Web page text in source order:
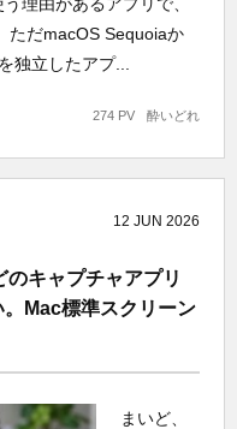
ただmacOS Sequoiaか
独立したアプ...
酔いどれ
274 PV
12 JUN 2026
キャプチャアプリ
Mac標準スクリーン
まいど、